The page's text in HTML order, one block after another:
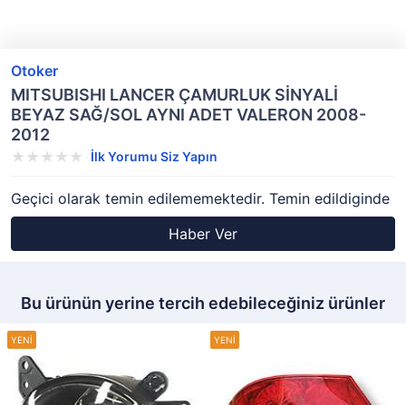
Otoker
MITSUBISHI LANCER ÇAMURLUK SİNYALİ
BEYAZ SAĞ/SOL AYNI ADET VALERON 2008-
2012
İlk Yorumu Siz Yapın
Geçici olarak temin edilememektedir. Temin edildiginde
Haber Ver
Bu ürünün yerine tercih edebileceğiniz ürünler